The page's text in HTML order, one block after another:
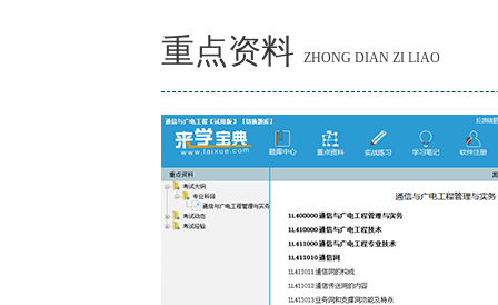
重点资料 ZHONG DIAN ZI LIAO